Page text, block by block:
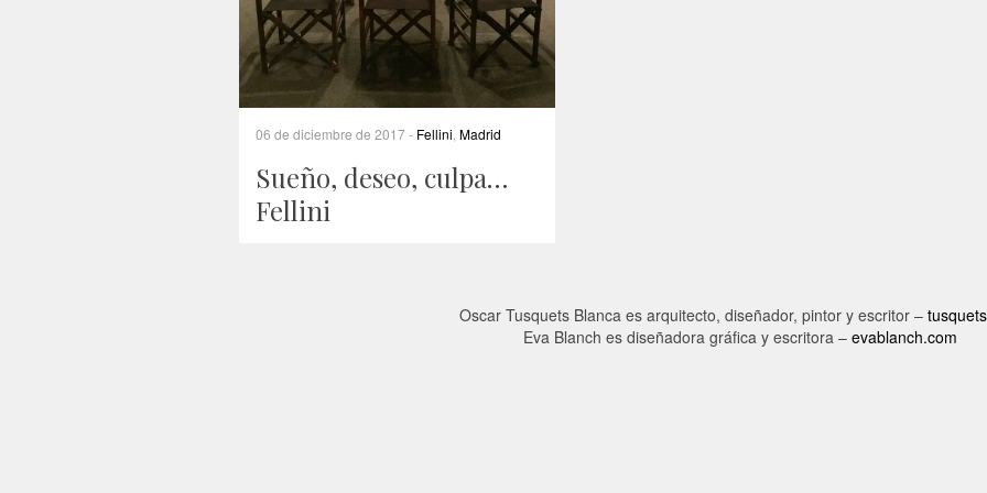
06 de diciembre de 2017 - Fellini Madrid
Sueño, deseo, culpa…
Fellini
Oscar Tusquets Blanca es arquitecto, diseñador, pintor y escritor –
Eva Blanch es diseñadora gráfica y escritora – evablanch.com